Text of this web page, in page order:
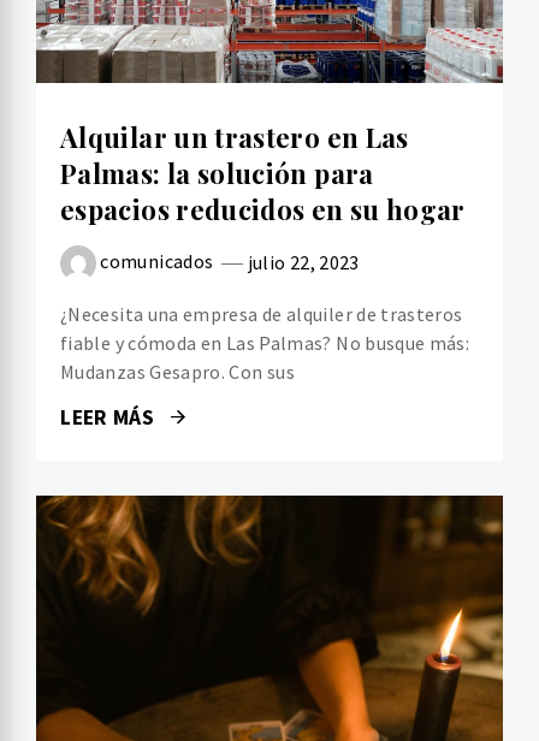
Alquilar un trastero en Las
Palmas: la solución para
espacios reducidos en su hogar
comunicados julio 22, 2023
¿Necesita una empresa de alquiler de trasteros
fiable y cómoda en Las Palmas? No busque más:
Mudanzas Gesapro. Con sus
LEER MÁS